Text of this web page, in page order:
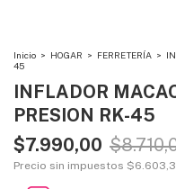
Inicio > HOGAR > FERRETERÍA >
45
INFLADOR
PRESION RK-45
$7.990,00
Precio sin impuestos